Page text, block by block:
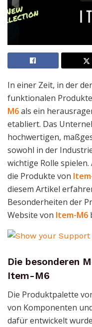
In einer Zeit, in der
funktionalen
M6als ein
etabliert. Das
hochwertigen,
sowohl in der
wichtige Rolle
die Produkte von
diesem Artikel
Besonderheiten der
Website von Item-M6
Die besonderen
Item-M6
Die Produktpalette
von Komponenten
dafür entwickelt